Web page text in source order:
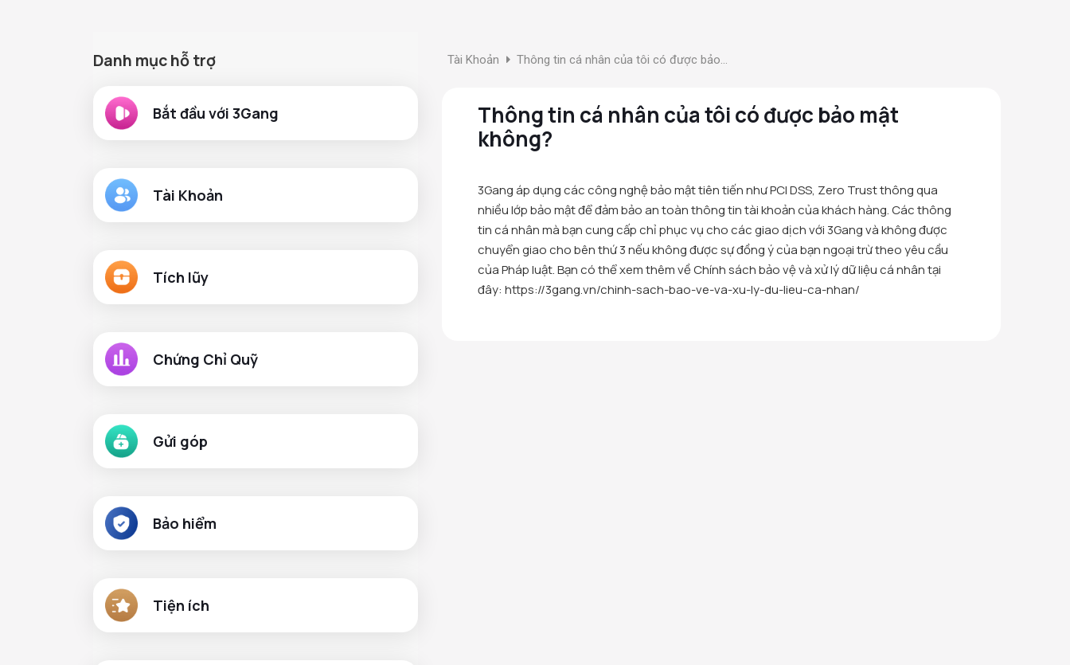
Danh mục hỗ trợ
Bắt đầu với 3Gang
Tài Khoản
Tích lũy
Chứng Chỉ Quỹ
Gửi góp
Bảo hiểm
Tiện ích
Thông tin cá nhân của tôi có được bảo mật
không?
Tài Khoản Thông tin cá nhân của tôi có được bảo...
3Gang áp dụng các công nghệ bảo mật tiên tiến như PCI DSS, Zero Trust thông qua
nhiều lớp bảo mật để đảm bảo an toàn thông tin tài khoản của khách hàng. Các thông
tin cá nhân mà bạn cung cấp chỉ phục vụ cho các giao dịch với 3Gang và không được
chuyển giao cho bên thứ 3 nếu không được sự đồng ý của bạn ngoại trừ theo yêu cầu
của Pháp luật. Bạn có thể xem thêm về Chính sách bảo vệ và xử lý dữ liệu cá nhân tại
đây: https://3gang.vn/chinh-sach-bao-ve-va-xu-ly-du-lieu-ca-nhan/